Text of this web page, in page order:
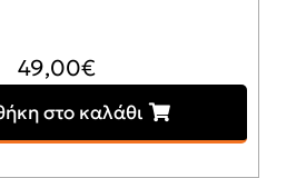
49,00€
στο καλάθι